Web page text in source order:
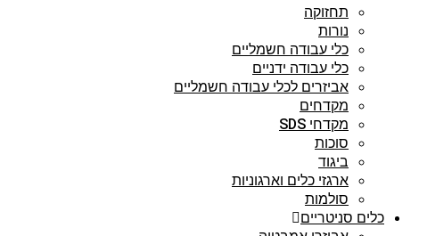
תחזוקה
נורות
כלי עבודה חשמליים
כלי עבודה ידניים
אביזרים לכלי עבודה חשמליים
מקדחים
מקדחי SDS
סוכות
ביגוד
ארגזי כלים וארגוניות
סולמות
כלים סניטריים